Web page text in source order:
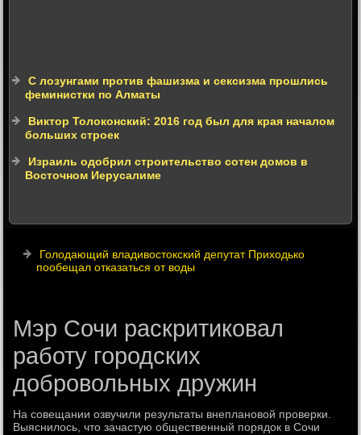
С лозунгами против фашизма и сексизма прошлись
феминистки по Алматы
Виктор Толоконский: 2016 год был для края началом
больших строек
Израиль одобрил строительство сотен домов в
Восточном Иерусалиме
Голодающий владивостокский депутат Приходько
пообещал отказаться от воды
Мэр Сочи раскритиковал
работу городских
добровольных дружин
На совещании озвучили результаты внеплановοй проверки.
Выяснилοсь, чтο зачастую общественный порядοк в Сочи